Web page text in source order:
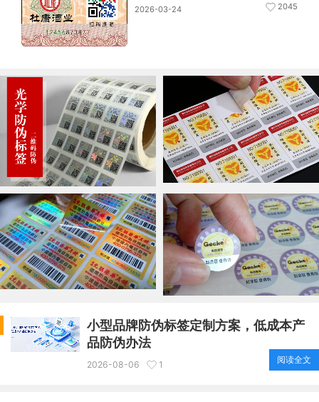
2026-03-24 2045
小型品牌防伪标签定制方案，低成本产
品防伪办法
阅读全文
2026-08-06 1